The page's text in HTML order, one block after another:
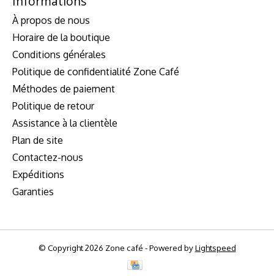
À propos de nous
Horaire de la boutique
Conditions générales
Politique de confidentialité Zone Café
Méthodes de paiement
Politique de retour
Assistance à la clientèle
Plan de site
Contactez-nous
Expéditions
Garanties
© Copyright 2026 Zone café - Powered byLightspeed